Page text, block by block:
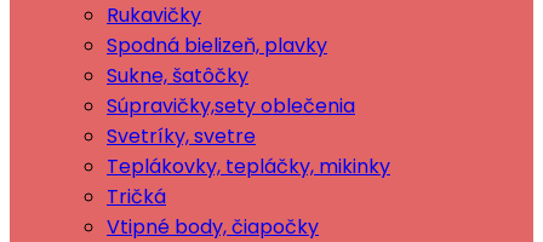
Rukavičky
Spodná bielizeň, plavky
Sukne, šatôčky
Súpravičky,sety oblečenia
Svetríky, svetre
Teplákovky, tepláčky, mikinky
Tričká
Vtipné body, čiapočky